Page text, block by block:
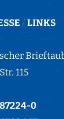
/LINKS
115
0